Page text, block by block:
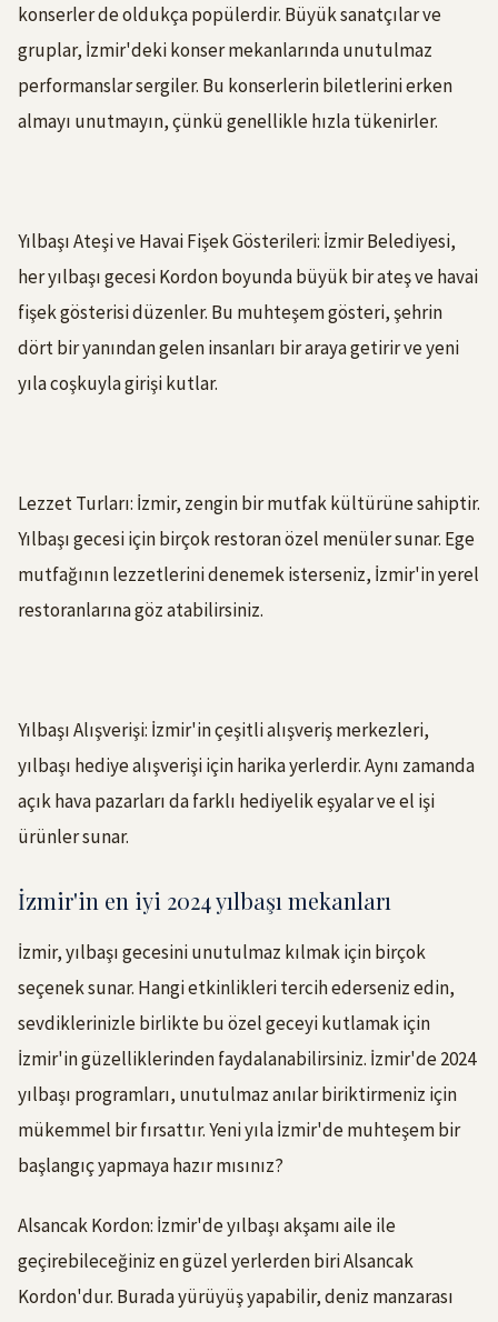
konserler de oldukça popülerdir. Büyük sanatçılar ve
gruplar, İzmir'deki konser mekanlarında unutulmaz
performanslar sergiler. Bu konserlerin biletlerini erken
almayı unutmayın, çünkü genellikle hızla tükenirler.
Yılbaşı Ateşi ve Havai Fişek Gösterileri: İzmir Belediyesi,
her yılbaşı gecesi Kordon boyunda büyük bir ateş ve havai
fişek gösterisi düzenler. Bu muhteşem gösteri, şehrin
dört bir yanından gelen insanları bir araya getirir ve yeni
yıla coşkuyla girişi kutlar.
Lezzet Turları: İzmir, zengin bir mutfak kültürüne sahiptir.
Yılbaşı gecesi için birçok restoran özel menüler sunar. Ege
mutfağının lezzetlerini denemek isterseniz, İzmir'in yerel
restoranlarına göz atabilirsiniz.
Yılbaşı Alışverişi: İzmir'in çeşitli alışveriş merkezleri,
yılbaşı hediye alışverişi için harika yerlerdir. Aynı zamanda
açık hava pazarları da farklı hediyelik eşyalar ve el işi
ürünler sunar.
İzmir'in en iyi 2024 yılbaşı mekanları
İzmir, yılbaşı gecesini unutulmaz kılmak için birçok
seçenek sunar. Hangi etkinlikleri tercih ederseniz edin,
sevdiklerinizle birlikte bu özel geceyi kutlamak için
İzmir'in güzelliklerinden faydalanabilirsiniz. İzmir'de 2024
yılbaşı programları, unutulmaz anılar biriktirmeniz için
mükemmel bir fırsattır. Yeni yıla İzmir'de muhteşem bir
başlangıç yapmaya hazır mısınız?
Alsancak Kordon: İzmir'de yılbaşı akşamı aile ile
geçirebileceğiniz en güzel yerlerden biri Alsancak
Kordon'dur. Burada yürüyüş yapabilir, deniz manzarası